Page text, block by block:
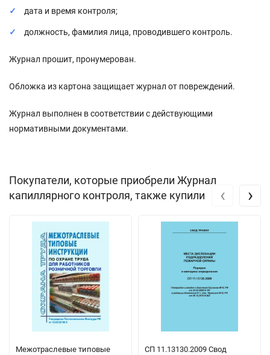
дата и время контроля;
должность, фамилия лица, проводившего контроль.
Журнал прошит, пронумерован.
Обложка из картона защищает журнал от повреждений.
Журнал выполнен в соответствии с действующими
нормативными документами.
Покупатели, которые приобрели Журнал
капиллярного контроля, также купили
Межотраслевые типовые
СП 11.13130.2009 Свод
‹ ›